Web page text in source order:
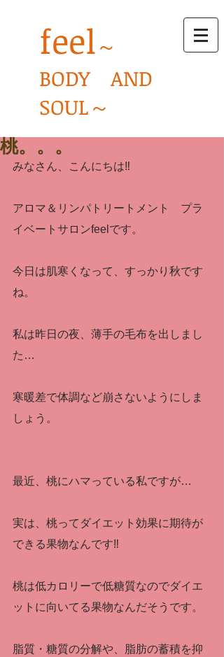
feel～
BODY AND
SOUL～
桃。。。
みなさん、こんにちは‼
アロマ＆リンパトリートメント　プラ
イベートサロンfeelです。
今日は肌寒くなって、すっかり秋です
ね。
私は昨日の夜、薄手の毛布を出しまし
た…
寒暖差で体調など崩さないようにしま
しょう。
最近、桃にハマっている私ですが…
実は、桃ってダイエット効果に期待が
できる果物なんです‼
桃は低カロリーで低糖質なのでダイエ
ットに向いてる果物なんだそうです。
脂質・糖質の分解や、脂肪の蓄積を抑